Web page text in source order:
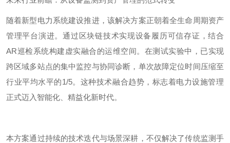
随着新型电力系统建设推进，该解决方案正朝着全生命周期资产
管理平台演进。通过区块链技术实现设备履历可信存证，结合
AR巡检系统构建虚实融合的运维空间。 在测试实验中 ，已实现
跨区域多站点的集中监控与协同诊断，单次故障定位时间压缩至
行业平均水平的1/5。这种技术融合趋势，标志着电力设施管理
正式迈入智能化、精益化新时代。
本方案通过持续的技术迭代与场景深耕，不仅解决了传统监测手